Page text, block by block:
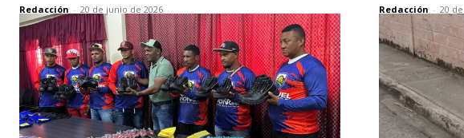
Redacción - 20 de junio de 2026 Redacción - 20